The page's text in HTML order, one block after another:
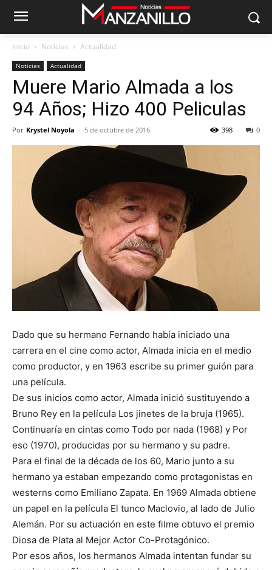
Inicio Noticias Actualidad
Noticias Actualidad
Muere Mario Almada a los
94 Años; Hizo 400 Peliculas
Por Krystel Noyola - 5 de octubre de 2016 0
398
Dado que su hermano Fernando había iniciado una
carrera en el cine como actor, Almada inicia en el medio
como productor, y en 1963 escribe su primer guión para
una película.
De sus inicios como actor, Almada inició sustituyendo a
Bruno Rey en la película Los jinetes de la bruja (1965).
Continuaría en cintas como Todo por nada (1968) y Por
eso (1970), producidas por su hermano y su padre.
Para el final de la década de los 60, Mario junto a su
hermano ya estaban empezando como protagonistas en
westerns como Emiliano Zapata. En 1969 Almada obtiene
un papel en la película El tunco Maclovio, al lado de Julio
Alemán. Por su actuación en este filme obtuvo el premio
Diosa de Plata al Mejor Actor Co-Protagónico.
Por esos años, los hermanos Almada intentan fundar su